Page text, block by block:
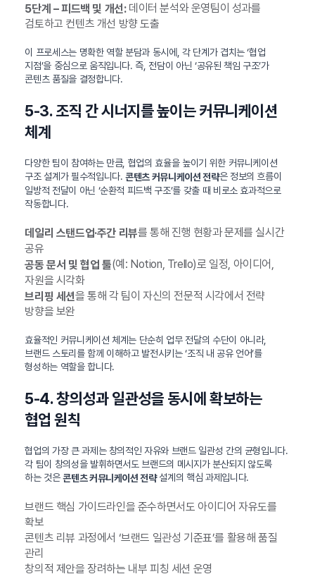
5단계 – 피드백 및 개선:데이터 분석와 운영팀이 성과를
검토하고 컨텐츠 개선 방향 도출
이 프로세스는 명확한 역할 분담과 동시에, 각 단계가 겹치는 ‘협업
지점’을 중심으로 움직입니다. 즉, 전담이 아닌 ‘공유된 책임 구조’가
콘텐츠 품질을 결정합니다.
5-3. 조직 간 시너지를 높이는 커뮤니케이션
체계
다양한 팀이 참여하는 만큼, 협업의 효율을 높이기 위한 커뮤니케이션
구조 설계가 필수적입니다.콘텐츠 커뮤니케이션 전략은 정보의 흐름이
일방적 전달이 아닌 ‘순환적 피드백 구조’를 갖출 때 비로소 효과적으로
작동합니다.
데일리 스탠드업·주간 리뷰를 통해 진행 현황과 문제를 실시간
공유
공동 문서 및 협업 툴(예: Notion, Trello)로 일정, 아이디어,
자원을 시각화
브리핑 세션을 통해 각 팀이 자신의 전문적 시각에서 전략
방향을 보완
효율적인 커뮤니케이션 체계는 단순히 업무 전달의 수단이 아니라,
브랜드 스토리를 함께 이해하고 발전시키는 ‘조직 내 공유 언어’를
형성하는 역할을 합니다.
5-4. 창의성과 일관성을 동시에 확보하는
협업 원칙
협업의 가장 큰 과제는 창의적인 자유와 브랜드 일관성 간의 균형입니다.
각 팀이 창의성을 발휘하면서도 브랜드의 메시지가 분산되지 않도록
하는 것은콘텐츠 커뮤니케이션 전략설계의 핵심 과제입니다.
브랜드 핵심 가이드라인을 준수하면서도 아이디어 자유도를
확보
콘텐츠 리뷰 과정에서 ‘브랜드 일관성 기준표’를 활용해 품질
관리
창의적 제안을 장려하는 내부 피칭 세션 운영